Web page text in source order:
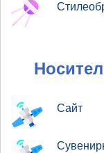
Сайт